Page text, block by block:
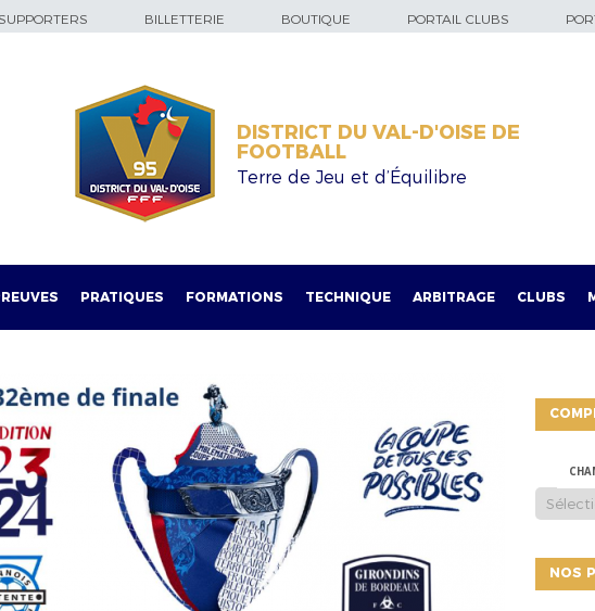
BILLETTERIE BOUTIQUE PORTAIL CLUBS
DISTRICT DU VAL-D'OISE DE
FOOTBALL
Terre de Jeu et d’Équilibre
PRATIQUES FORMATIONS TECHNIQUE ARBITRAGE CLUBS
NOS